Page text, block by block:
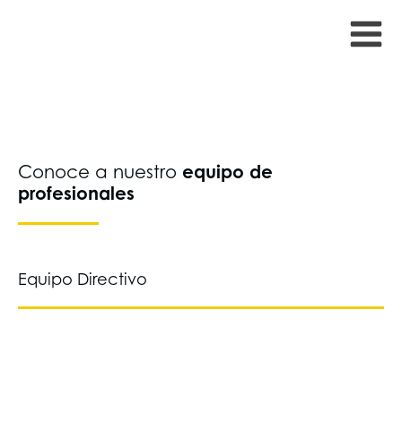
Conoce a nuestro equipo de
profesionales
Equipo Directivo